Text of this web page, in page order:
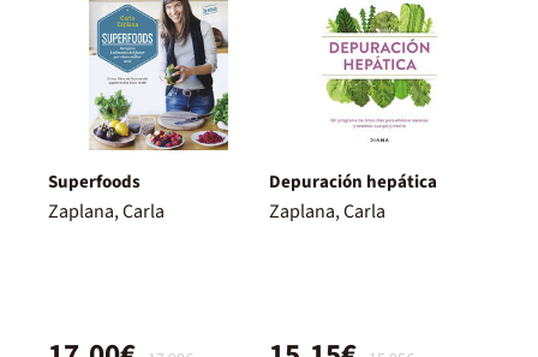
Superfoods
Zaplana, Carla
Depuración hepática
Zaplana, Carla